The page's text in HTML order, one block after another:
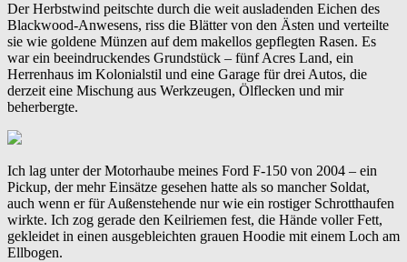
Der Herbstwind peitschte durch die weit ausladenden Eichen des
Blackwood-Anwesens, riss die Blätter von den Ästen und verteilte
sie wie goldene Münzen auf dem makellos gepflegten Rasen. Es
war ein beeindruckendes Grundstück – fünf Acres Land, ein
Herrenhaus im Kolonialstil und eine Garage für drei Autos, die
derzeit eine Mischung aus Werkzeugen, Ölflecken und mir
beherbergte.
Ich lag unter der Motorhaube meines Ford F-150 von 2004 – ein
Pickup, der mehr Einsätze gesehen hatte als so mancher Soldat,
auch wenn er für Außenstehende nur wie ein rostiger Schrotthaufen
wirkte. Ich zog gerade den Keilriemen fest, die Hände voller Fett,
gekleidet in einen ausgebleichten grauen Hoodie mit einem Loch am
Ellbogen.